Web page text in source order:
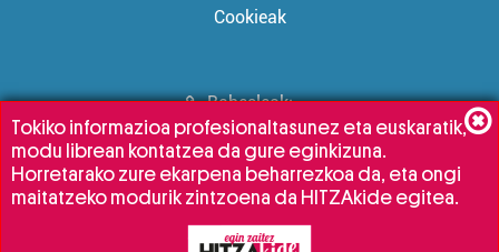
Cookieak
Babesleak:
Tokiko informazioa profesionaltasunez eta euskaratik,
modu librean kontatzea da gure eginkizuna.
Horretarako zure ekarpena beharrezkoa da, eta ongi
maitatzeko modurik zintzoena da HITZAkide egitea.